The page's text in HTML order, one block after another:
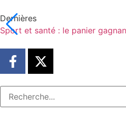
Dernières
Sport et santé : le panier